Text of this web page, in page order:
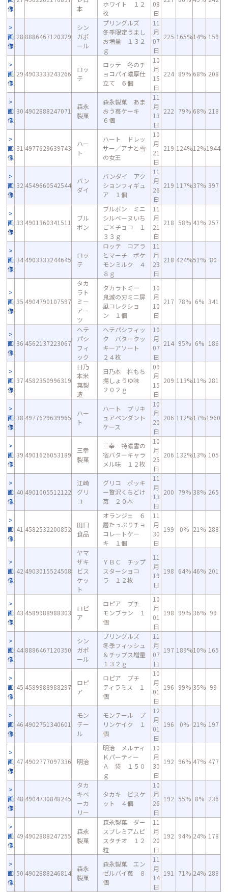
像
本
ホワイト １２
枚
08
日
画
像
28 8886467120329
シン
ガポ
ール
プリングルズ
冬季限定うまし
お増量 １３２
ｇ
11
月
07
日
225 165%14% 159
画
像
29 4903333243266
ロッ
テ
ロッテ 冬のチ
ョコパイ濃厚仕
立て ６個
10
月
15
日
224 89% 68% 208
画
像
30 4902888247071
森永
製菓
森永製菓 あま
おう苺ケーキ
６個
11
月
13
日
222 79% 68% 218
画
像
31 4977629639743
ハー
ト
ハート ドレッ
サー／アナと雪
の女王
10
月
21
日
219 124%12%1944
画
像
32 4549660542544
バン
ダイ
バンダイ アク
ションフィギュ
ア １個
11
月
26
日
219 117%37% 397
画
像
33 4901360341511
ブル
ボン
ブルボン ミニ
シルベーヌいち
ご×チョコ １
３３ｇ
11
月
21
日
218 58% 41% 257
画
像
34 4903333244645
ロッ
テ
ロッテ コアラ
とマーチ ポケ
モンミルク ４
８ｇ
11
月
23
日
218 424%51% 80
画
像
35 4904790107597
タカ
ラト
ミー
アー
ツ
タカラトミー
鬼滅の刃ミニ屏
風コレクショ
ン １個
10
月
10
日
217 78% 6% 341
画
像
36 4562137223067
ヘテ
パシ
フィ
ック
ヘテパシフィッ
ク バタークッ
キーアソート
２４枚
10
月
07
日
214 95% 6% 186
画
像
37 4582350996319
日乃
本米
菓製
造
日乃本 杵もち
揚しょうゆ味
２０２ｇ
09
月
15
日
209 113%11% 281
画
像
38 4977629639965
ハー
ト
ハート プリキ
ュアペンダント
ケース
10
月
20
日
206 112%17%1960
画
像
39 4901626053189
三幸
製菓
三幸 特濃雪の
宿バターキャラ
メル味 １２枚
10
月
25
日
206 132%13% 105
画
像
40 4901005512122
江崎
グリ
コ
グリコ ポッキ
ー贅沢くちどけ
苺 ２０本
11
月
13
日
200 79% 38% 265
画
像
41 4582532200852
田口
食品
オランジェ ６
層たっぷりチョ
コレートケー
キ １個
11
月
30
日
199 0% 21% 288
画
像
42 4903015524508
ヤマ
ザキ
ビス
ケッ
ト
ＹＢＣ チップ
スターショコ
ラ １２枚
11
月
19
日
198 64% 46% 201
画
像
43 4589988988303
ロピ
ア
ロピア プチ
モンブラン １
個
10
月
01
日
198 99% 36% 99
画
像
44 8886467120350
シン
ガポ
ール
プリングルズ
冬季フィッシュ
＆チップス増量
１３２ｇ
11
月
07
日
197 189%10% 165
画
像
45 4589988988297
ロピ
ア
ロピア プチ
ティラミス １
個
10
月
01
日
196 99% 35% 99
画
像
46 4902751340601
モン
テー
ル
モンテール プ
リンケイク １
個
12
月
01
日
196 0% 21% 197
画
像
47 4902777097336 明治
明治 メルティ
Ｋパーティー
Ａ 袋 １５０
ｇ
10
月
30
日
192 96% 47% 477
画
像
48 4904730848245
タカ
キベ
ーカ
リー
タカキ ビスケ
ット ４個
10
月
26
日
192 55% 8% 236
画
像
49 4902888247255
森永
製菓
森永製菓 ダー
スプレミアムピ
スタチオ １２
粒
11
月
20
日
192 94% 24% 178
画
像
50 4902888246814
森永
製菓
森永製菓 エン
ゼルパイ苺 ８
個
11
月
14
日
191 71% 24% 288